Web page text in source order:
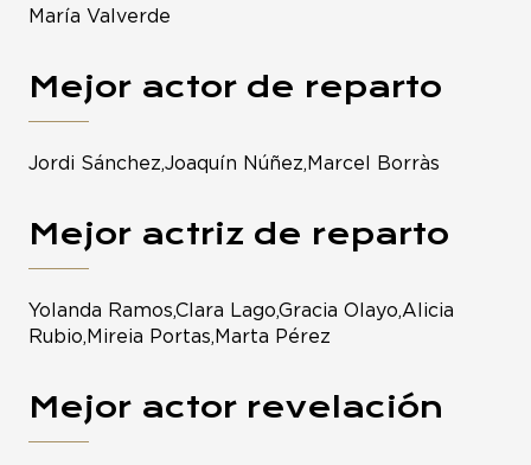
María Valverde
Mejor actor de reparto
Jordi Sánchez,Joaquín Núñez,Marcel Borràs
Mejor actriz de reparto
Yolanda Ramos,Clara Lago,Gracia Olayo,Alicia
Rubio,Mireia Portas,Marta Pérez
Mejor actor revelación